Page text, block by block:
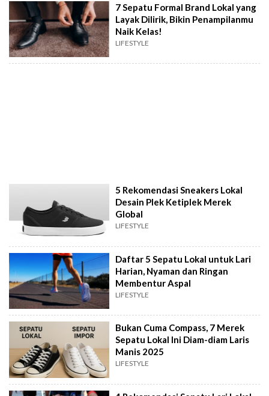
7 Sepatu Formal Brand Lokal yang
Layak Dilirik, Bikin Penampilanmu
Naik Kelas!
LIFESTYLE
5 Rekomendasi Sneakers Lokal
Desain Plek Ketiplek Merek
Global
LIFESTYLE
Daftar 5 Sepatu Lokal untuk Lari
Harian, Nyaman dan Ringan
Membentur Aspal
LIFESTYLE
Bukan Cuma Compass, 7 Merek
Sepatu Lokal Ini Diam-diam Laris
Manis 2025
LIFESTYLE